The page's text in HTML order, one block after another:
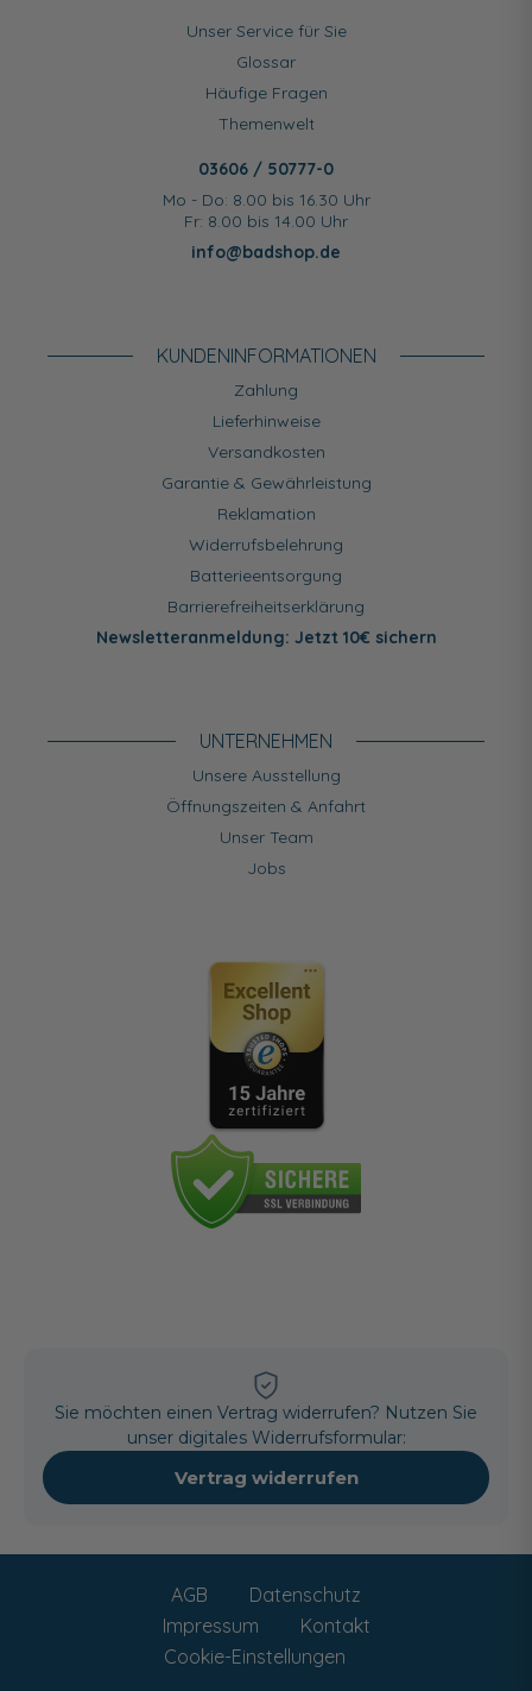
Unser Service für Sie
Glossar
Häufige Fragen
Themenwelt
03606 / 50777-0
Mo - Do: 8.00 bis 16.30 Uhr
Fr: 8.00 bis 14.00 Uhr
info@badshop.de
KUNDEN­INFORMATIONEN
Zahlung
Lieferhinweise
Versandkosten
Garantie & Gewährleistung
Reklamation
Widerrufsbelehrung
Batterieentsorgung
Barrierefreiheitserklärung
Newsletteranmeldung: Jetzt 10€ sichern
UNTERNEHMEN
Unsere Ausstellung
Öffnungszeiten & Anfahrt
Unser Team
Jobs
Sie möchten einen Vertrag widerrufen? Nutzen Sie
unser digitales Widerrufsformular:
Vertrag widerrufen
AGB
Datenschutz
Impressum
Kontakt
Cookie-Einstellungen